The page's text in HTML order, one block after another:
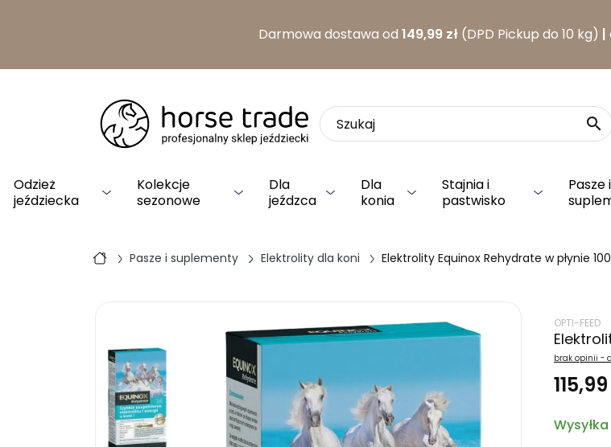
Darmowa dostawa od 149,99 zł (DPD Pickup do 10 kg) |

Odzież
jeździecka
Kolekcje
sezonowe
Dla
jeźdzca
Dla
konia
Stajnia i
pastwisko
Pasze i
Pasze i suplementy Elektrolity dla koni Elektrolity Equinox Rehydrate w płynie
OPTI-FEED
brak opinii -
115,99